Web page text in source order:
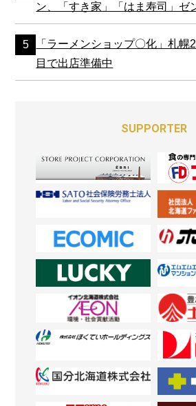
ン、「すき家」「はま寿司」ゼ
「ラーメンショップ〇化」札幌
目で出店準備中
SUPPORTER